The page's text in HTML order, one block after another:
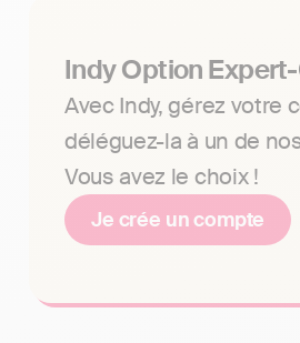
Indy Option
Avec Indy, gérez votre
déléguez-la à un de
Vous avez le choix !
Je crée un compte